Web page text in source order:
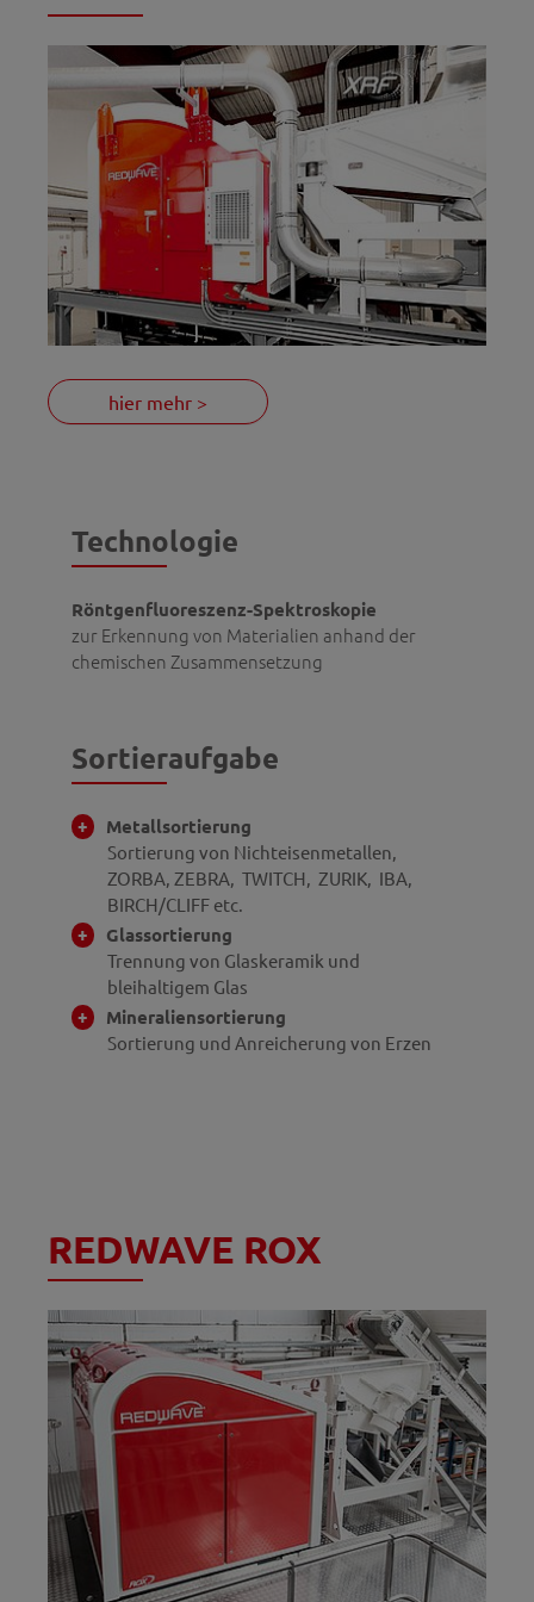
hier mehr >
Technologie
Röntgenfluoreszenz-Spektroskopie
zur Erkennung von Materialien anhand der
chemischen Zusammensetzung
Sortieraufgabe
Metallsortierung
Sortierung von Nichteisenmetallen,
ZORBA, ZEBRA, TWITCH, ZURIK, IBA,
BIRCH/CLIFF etc.
Glassortierung
Trennung von Glaskeramik und
bleihaltigem Glas
Mineraliensortierung
Sortierung und Anreicherung von Erzen
REDWAVE ROX